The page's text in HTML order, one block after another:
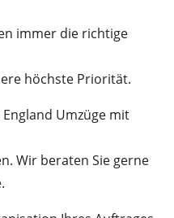
immer die richtige
höchste Priorität.
Umzüge mit
Wir beraten Sie gerne